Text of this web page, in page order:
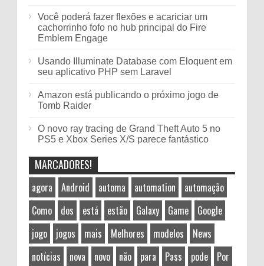
Você poderá fazer flexões e acariciar um
cachorrinho fofo no hub principal do Fire
Emblem Engage
Usando Illuminate Database com Eloquent em
seu aplicativo PHP sem Laravel
Amazon está publicando o próximo jogo de
Tomb Raider
O novo ray tracing de Grand Theft Auto 5 no
PS5 e Xbox Series X/S parece fantástico
MARCADORES!
agora Android automa automation
automação
Como
dos está estão Galaxy Game
Google
jogo
jogos mais Melhores modelos
News
notícias
nova novo não para Pass pode
Por